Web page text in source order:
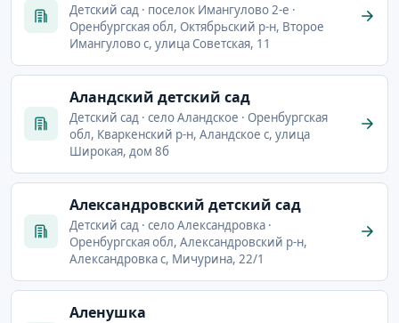
Детский сад · поселок Имангулово 2-е ·
Оренбургская обл, Октябрьский р-н, Второе
Имангулово с, улица Советская, 11
Аландский детский сад
Детский сад · село Аландское · Оренбургская
обл, Кваркенский р-н, Аландское с, улица
Широкая, дом 8б
Александровский детский сад
Детский сад · село Александровка ·
Оренбургская обл, Александровский р-н,
Александровка с, Мичурина, 22/1
Аленушка